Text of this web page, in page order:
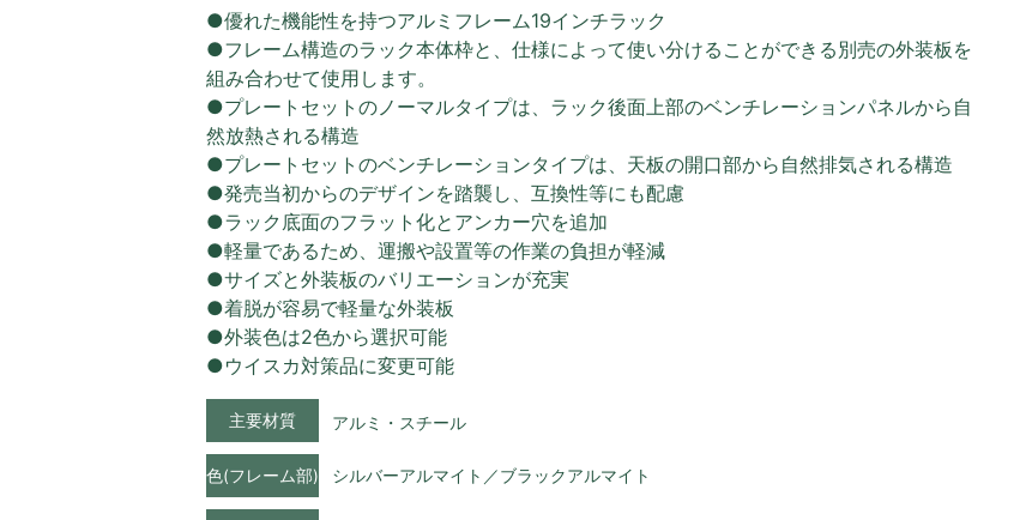
●優れた機能性を持つアルミフレーム19インチラック
●フレーム構造のラック本体枠と、仕様によって使い分けることができる別売の外装板を
組み合わせて使用します。
●プレートセットのノーマルタイプは、ラック後面上部のベンチレーションパネルから自
然放熱される構造
●プレートセットのベンチレーションタイプは、天板の開口部から自然排気される構造
●発売当初からのデザインを踏襲し、互換性等にも配慮
●ラック底面のフラット化とアンカー穴を追加
●軽量であるため、運搬や設置等の作業の負担が軽減
●サイズと外装板のバリエーションが充実
●着脱が容易で軽量な外装板
●外装色は2色から選択可能
●ウイスカ対策品に変更可能
主要材質 アルミ・スチール
色(フレーム部) シルバーアルマイト／ブラックアルマイト